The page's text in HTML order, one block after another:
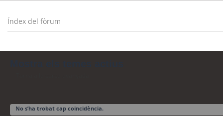
Índex del fòrum
No s’ha trobat cap coincidència.